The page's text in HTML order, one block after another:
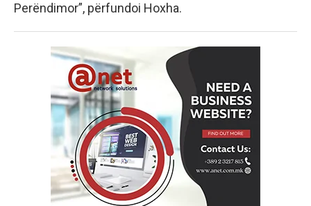
Perëndimor”, përfundoi Hoxha.